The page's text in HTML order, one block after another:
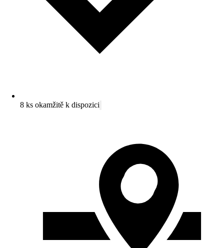
8 ks okamžitě k dispozici